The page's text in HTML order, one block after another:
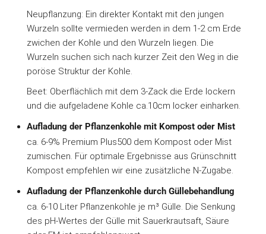
Neupflanzung: Ein direkter Kontakt mit den jungen
Wurzeln sollte vermieden werden in dem 1-2 cm Erde
zwichen der Kohle und den Wurzeln liegen. Die
Wurzeln suchen sich nach kurzer Zeit den Weg in die
poröse Struktur der Kohle.
Beet: Oberflächlich mit dem 3-Zack die Erde lockern
und die aufgeladene Kohle ca.10cm locker einharken.
Aufladung der Pflanzenkohle mit Kompost oder Mist
ca. 6-9% Premium Plus500 dem Kompost oder Mist
zumischen. Für optimale Ergebnisse aus Grünschnitt
Kompost empfehlen wir eine zusätzliche N-Zugabe.
Aufladung der Pflanzenkohle durch Güllebehandlung
ca. 6-10 Liter Pflanzenkohle je m³ Gülle. Die Senkung
des pH-Wertes der Gülle mit Sauerkrautsaft, Säure